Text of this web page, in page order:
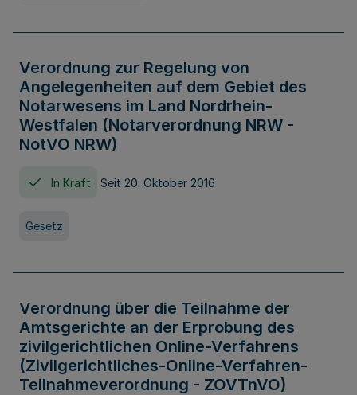
Verordnung zur Regelung von
Angelegenheiten auf dem Gebiet des
Notarwesens im Land Nordrhein-
Westfalen (Notarverordnung NRW -
NotVO NRW)
In Kraft Seit 20. Oktober 2016
Gesetz
Verordnung über die Teilnahme der
Amtsgerichte an der Erprobung des
zivilgerichtlichen Online-Verfahrens
(Zivilgerichtliches-Online-Verfahren-
Teilnahmeverordnung - ZOVTnVO)